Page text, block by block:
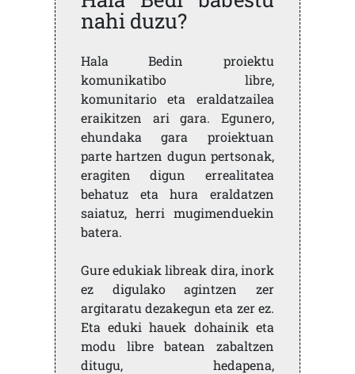
nahi duzu?
Hala Bedin proiektu
komunikatibo libre,
komunitario eta eraldatzailea
eraikitzen ari gara. Egunero,
ehundaka gara proiektuan
parte hartzen dugun pertsonak,
eragiten digun errealitatea
behatuz eta hura eraldatzen
saiatuz, herri mugimenduekin
batera.
Gure edukiak libreak dira, inork
ez digulako agintzen zer
argitaratu dezakegun eta zer ez.
Eta eduki hauek dohainik eta
modu libre batean zabaltzen
ditugu, hedapena,